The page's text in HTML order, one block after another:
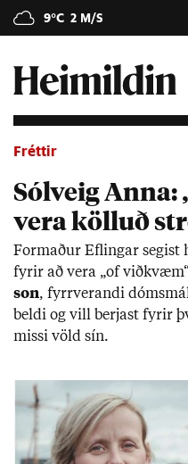
9°C 2 M/S
Fréttir
Sólveig Anna:
vera kölluð
Formað­ur Efl­ing­ar
fyr­ir að vera „of
son, fyrr­ver­andi
beldi og vill berj­ast fyr­ir
missi völd sín.